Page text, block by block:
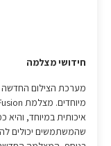
חידושי מצלמה
מערכת הצילום
איכותית במיוחד, והיא
שהמשתמשים יכולים